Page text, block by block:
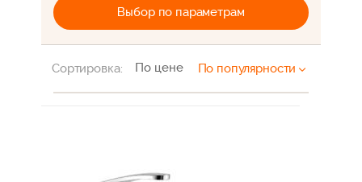
Выбор по параметрам
Сортировка: По цене По популярности